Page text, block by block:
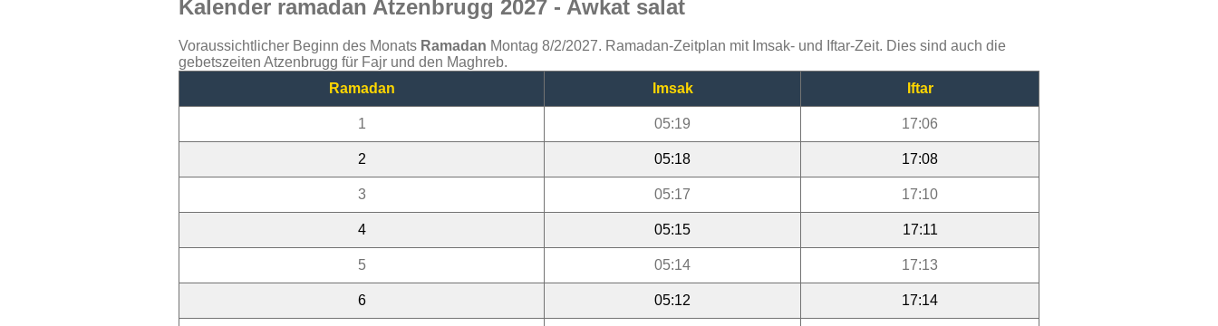
Kalender ramadan Atzenbrugg 2027 - Awkat salat
Voraussichtlicher Beginn des Monats Ramadan Montag 8/2/2027. Ramadan-Zeitplan mit Imsak- und Iftar-Zeit. Dies sind auch die
gebetszeiten Atzenbrugg für Fajr und den Maghreb.
Ramadan
Imsak Iftar
1 05:19 17:06
2 05:18 17:08
3 05:17 17:10
4 05:15 17:11
5 05:14 17:13
6 05:12 17:14